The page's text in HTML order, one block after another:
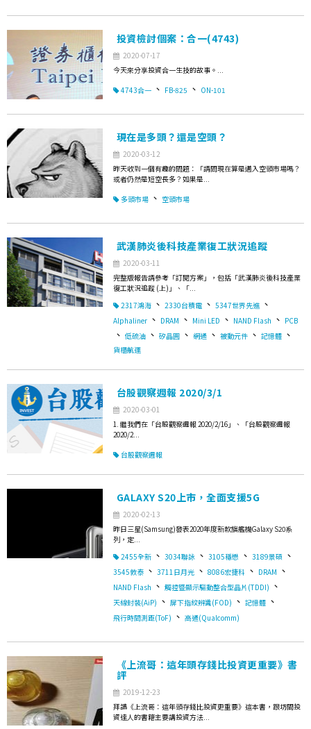
投資檢討個案：合一(4743)
2020-07-17
今天來分享投資合一生技的故事。...
4743合一 、 FB-825 、 ON-101
現在是多頭？還是空頭？
2020-03-12
昨天收到一個有趣的問題：「請問現在算是邁入空頭市場嗎？
或者仍然是短空長多？如果是...
多頭市場 、 空頭市場
武漢肺炎後科技產業復工狀況追蹤
2020-03-11
完整版報告請參考「訂閱方案」，包括「武漢肺炎後科技產業
復工狀況追蹤 (上)」、「...
2317鴻海 、 2330台積電 、 5347世界先進 、
Alphaliner 、 DRAM 、 Mini LED 、 NAND Flash 、 PCB
、 低硫油 、 矽晶圓 、 網通 、 被動元件 、 記憶體 、
貨櫃航運
台股觀察週報 2020/3/1
2020-03-01
1. 繼我們在「台股觀察週報 2020/2/16」、「台股觀察週報
2020/2...
台股觀察週報
GALAXY S20上市，全面支援5G
2020-02-13
昨日三星(Samsung)發表2020年度新款旗艦機Galaxy S20系
列，定...
2455全新 、 3034聯詠 、 3105穩懋 、 3189景碩 、
3545敦泰 、 3711日月光 、 8086宏捷科 、 DRAM 、
NAND Flash 、 觸控暨顯示驅動整合型晶片(TDDI) 、
天線封裝(AiP) 、 屏下指紋辨識(FOD) 、 記憶體 、
飛行時間測距(ToF) 、 高通(Qualcomm)
《上流哥：這年頭存錢比投資更重要》書
評
2019-12-23
拜讀《上流哥：這年頭存錢比投資更重要》這本書，跟坊間投
資達人的書籍主要講投資方法...